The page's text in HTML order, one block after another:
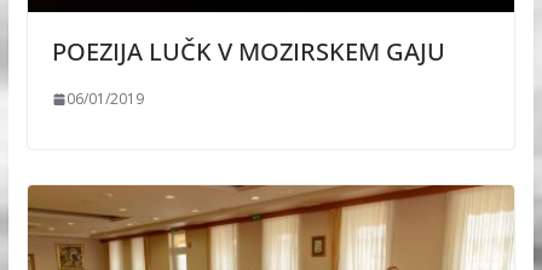
POEZIJA LUČK V MOZIRSKEM GAJU
06/01/2019